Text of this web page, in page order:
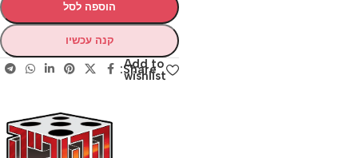
הוספה לסל
קנה עכשיו
Add to
wishlist
Share: